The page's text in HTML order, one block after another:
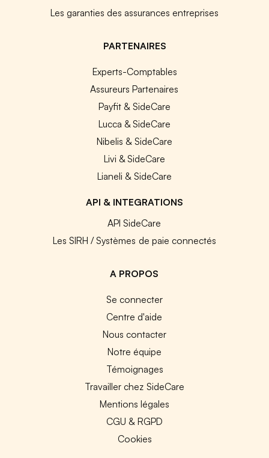
Les garanties des assurances entreprises
PARTENAIRES
Experts-Comptables
Assureurs Partenaires
Payfit & SideCare
Lucca & SideCare
Nibelis & SideCare
Livi & SideCare
Lianeli & SideCare
API & INTEGRATIONS
API SideCare
Les SIRH / Systèmes de paie connectés
A PROPOS
Se connecter
Centre d'aide
Nous contacter
Notre équipe
Témoignages
Travailler chez SideCare
Mentions légales
CGU & RGPD
Cookies